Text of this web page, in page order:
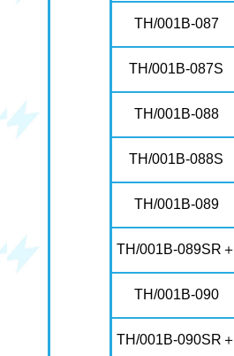
TH/001B-087
TH/001B-087S
TH/001B-088
TH/001B-088S
TH/001B-089
TH/001B-089SR＋
TH/001B-090
TH/001B-090SR＋